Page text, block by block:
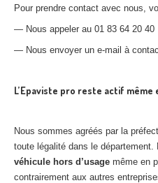
Pour prendre contact avec nous,
— Nous appeler au 01 83 64 20 40
— Nous envoyer un e-mail à
L’Epaviste pro reste actif
Nous sommes agréés par la
toute légalité dans le
véhicule hors d’usage même en
contrairement aux autres